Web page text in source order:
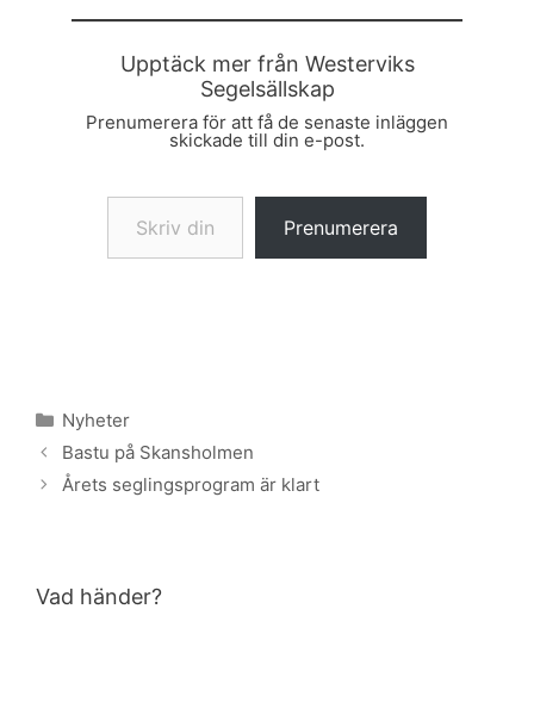
Upptäck mer från Westerviks
Segelsällskap
Prenumerera för att få de senaste inläggen
skickade till din e-post.
Skriv din e-post …
Prenumerera
Kategorier
Nyheter
Bastu på Skansholmen
Årets seglingsprogram är klart
Vad händer?